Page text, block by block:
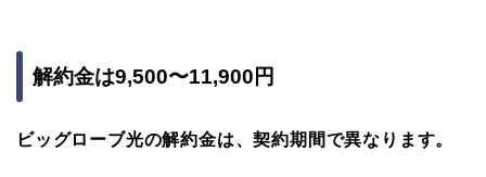
解約金は9,500〜11,900円
ビッグローブ光の解約金は、契約期間で異なります。